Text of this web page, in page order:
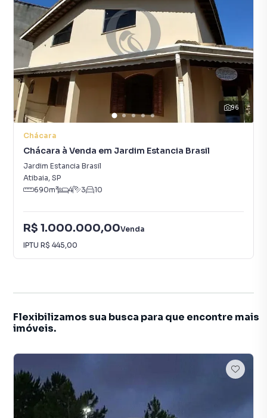
96
Chácara
Chácara à Venda em Jardim Estancia Brasil
Jardim Estancia Brasil
Atibaia, SP
690m² 4 3 10
R$ 1.000.000,00Venda
IPTU R$ 445,00
Flexibilizamos sua busca para que encontre mais
imóveis.